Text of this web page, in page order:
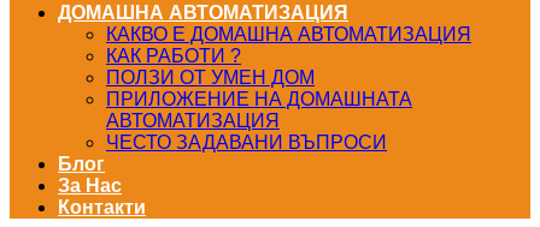
ДОМАШНА АВТОМАТИЗАЦИЯ
КАКВО Е ДОМАШНА АВТОМАТИЗАЦИЯ
КАК РАБОТИ ?
ПОЛЗИ ОТ УМЕН ДОМ
ПРИЛОЖЕНИЕ НА ДОМАШНАТА
АВТОМАТИЗАЦИЯ
ЧЕСТО ЗАДАВАНИ ВЪПРОСИ
Блог
За Нас
Контакти